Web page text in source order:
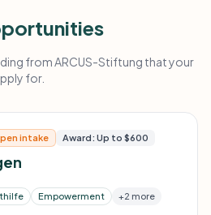
from ARCUS-Stiftung that your
for.
intake Award: Up to $600
Empowerment +2 more